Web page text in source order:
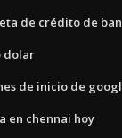
de crédito de
dolar
de inicio de
en chennai hoy